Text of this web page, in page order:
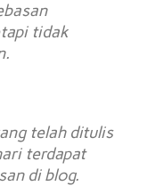
tidak
telah ditulis
terdapat
di blog.